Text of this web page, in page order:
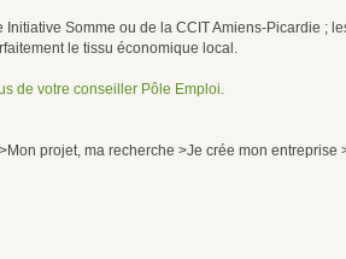
Somme ou de la CCIT Amiens-Picardie ;
le tissu économique local.
de votre conseiller Pôle Emploi.
projet, ma recherche >Je crée mon